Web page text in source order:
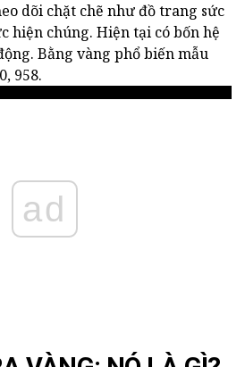
dõi chặt chẽ như đồ trang sức
hiện chúng. Hiện tại có bốn hệ
Bằng vàng phổ biến mẫu
958.
ad